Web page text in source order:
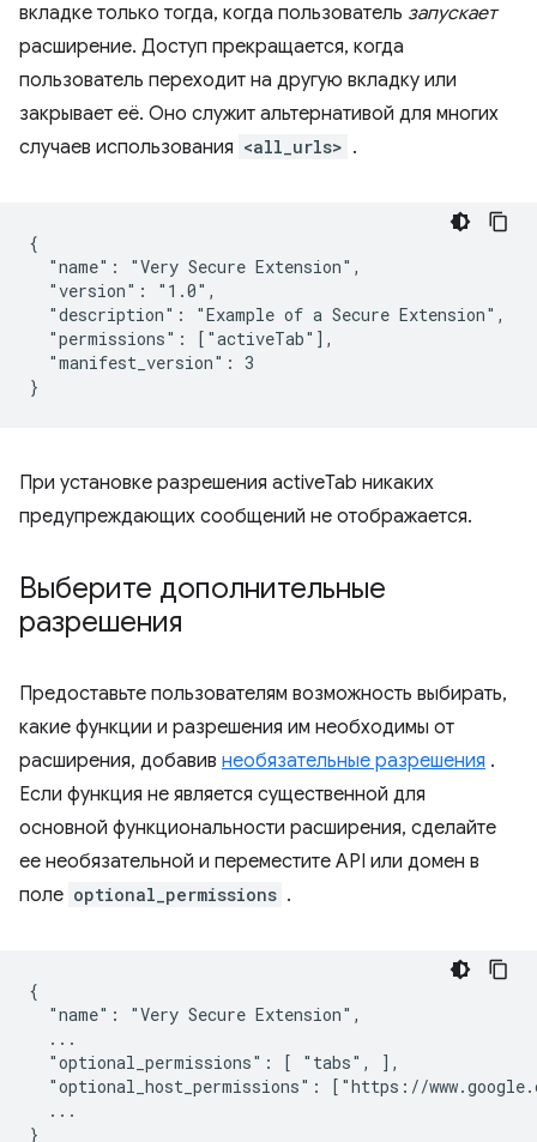
вкладке только тогда, когда пользователь запускает
расширение. Доступ прекращается, когда
пользователь переходит на другую вкладку или
закрывает её. Оно служит альтернативой для многих
случаев использования <all_urls> .
{
  "name": "Very Secure Extension",
  "version": "1.0",
  "description": "Example of a Secure Extension",
  "permissions": ["activeTab"],
  "manifest_version": 3
При установке разрешения activeTab никаких
предупреждающих сообщений не отображается.
Выберите дополнительные
разрешения
Предоставьте пользователям возможность выбирать,
какие функции и разрешения им необходимы от
расширения, добавив необязательные разрешения .
Если функция не является существенной для
основной функциональности расширения, сделайте
ее необязательной и переместите API или домен в
поле optional_permissions .
{
  "name": "Very Secure Extension",
  ...
  "optional_permissions": [ "tabs", ],
"optional_host_permissions": ["https://
  ...